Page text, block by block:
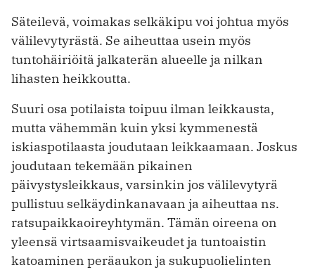
Säteilevä, voimakas selkäkipu voi johtua myös
välilevytyrästä. Se aiheuttaa usein myös
tuntohäiriöitä jalkaterän alueelle ja nilkan
lihasten heikkoutta.
Suuri osa potilaista toipuu ilman leikkausta,
mutta vähemmän kuin yksi kymmenestä
iskiaspotilaasta joudutaan leikkaamaan. Joskus
joudutaan tekemään pikainen
päivystysleikkaus, varsinkin jos välilevytyrä
pullistuu selkäydinkanavaan ja aiheuttaa ns.
ratsupaikkaoireyhtymän. Tämän oireena on
yleensä virtsaamisvaikeudet ja tuntoaistin
katoaminen peräaukon ja sukupuolielinten